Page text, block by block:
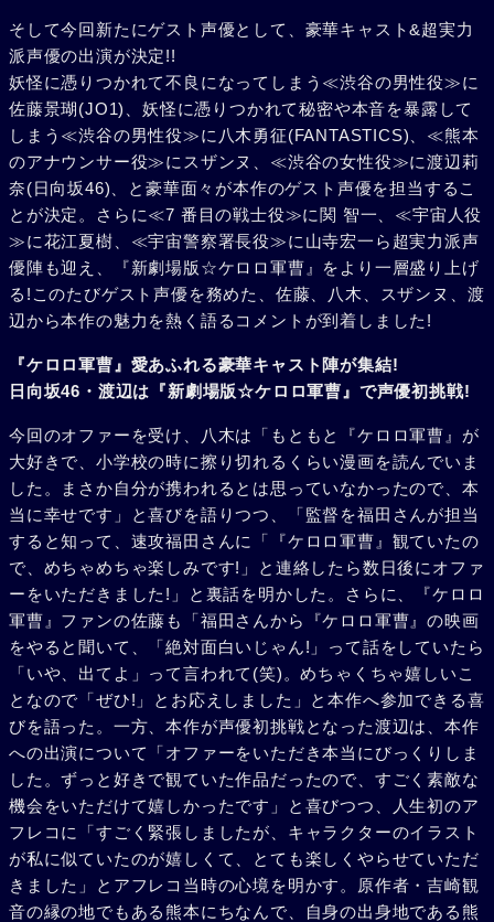
そして今回新たにゲスト声優として、豪華キャスト&超実力
派声優の出演が決定!!
妖怪に憑りつかれて不良になってしまう≪渋谷の男性役≫に
佐藤景瑚(JO1)、妖怪に憑りつかれて秘密や本音を暴露して
しまう≪渋谷の男性役≫に八木勇征(FANTASTICS)、≪熊本
のアナウンサー役≫にスザンヌ、≪渋谷の女性役≫に渡辺莉
奈(日向坂46)、と豪華面々が本作のゲスト声優を担当するこ
とが決定。さらに≪7 番目の戦士役≫に関 智一、≪宇宙人役
≫に花江夏樹、≪宇宙警察署長役≫に山寺宏一ら超実力派声
優陣も迎え、『新劇場版☆ケロロ軍曹』をより一層盛り上げ
る!このたびゲスト声優を務めた、佐藤、八木、スザンヌ、渡
辺から本作の魅力を熱く語るコメントが到着しました!
『ケロロ軍曹』愛あふれる豪華キャスト陣が集結!
日向坂46・渡辺は『新劇場版☆ケロロ軍曹』で声優初挑戦!
今回のオファーを受け、八木は「もともと『ケロロ軍曹』が
大好きで、小学校の時に擦り切れるくらい漫画を読んでいま
した。まさか自分が携われるとは思っていなかったので、本
当に幸せです」と喜びを語りつつ、「監督を福田さんが担当
すると知って、速攻福田さんに「『ケロロ軍曹』観ていたの
で、めちゃめちゃ楽しみです!」と連絡したら数日後にオファ
ーをいただきました!」と裏話を明かした。さらに、『ケロロ
軍曹』ファンの佐藤も「福田さんから『ケロロ軍曹』の映画
をやると聞いて、「絶対面白いじゃん!」って話をしていたら
「いや、出てよ」って言われて(笑)。めちゃくちゃ嬉しいこ
となので「ぜひ!」とお応えしました」と本作へ参加できる喜
びを語った。一方、本作が声優初挑戦となった渡辺は、本作
への出演について「オファーをいただき本当にびっくりしま
した。ずっと好きで観ていた作品だったので、すごく素敵な
機会をいただけて嬉しかったです」と喜びつつ、人生初のア
フレコに「すごく緊張しましたが、キャラクターのイラスト
が私に似ていたのが嬉しくて、とても楽しくやらせていただ
きました」とアフレコ当時の心境を明かす。原作者・吉崎観
音の縁の地でもある熊本にちなんで、自身の出身地である熊